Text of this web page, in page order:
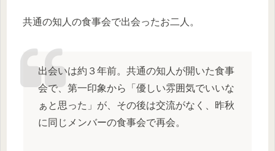
共通の知人の食事会で出会ったお二人。
出会いは約３年前。共通の知人が開いた食事
会で、第一印象から「優しい雰囲気でいいな
ぁと思った」が、その後は交流がなく、昨秋
に同じメンバーの食事会で再会。